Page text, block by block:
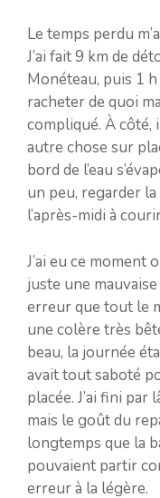
Le temps perdu
J’ai fait 9 km de
Monéteau, puis 1
racheter de quoi
compliqué. À côté,
autre chose sur
bord de l’eau
un peu, regarder la
l’après-midi à
J’ai eu ce moment
juste une
erreur que tout le
une colère très
beau, la journée
avait tout saboté
placée. J’ai fini par
mais le goût du
longtemps que la
pouvaient partir
erreur à la légère.